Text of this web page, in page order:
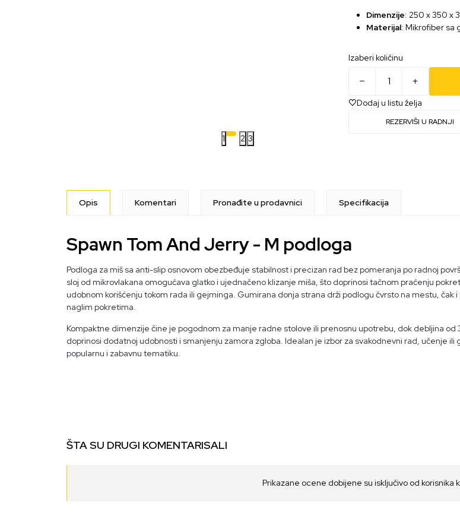
1 2 3
Dimenzije: 250 x 350 x
Materijal: Mikrofiber sa
Izaberi količinu
Dodaj u listu želja
REZERVIŠI U RADNJI
Opis Komentari Pronađite u prodavnici Specifikacija
Spawn Tom And Jerry - M podloga
Podloga za miš sa anti-slip osnovom obezbeđuje stabilnost i precizan rad bez pomeranja po radnoj
sloj od mikrovlakana omogućava glatko i ujednačeno klizanje miša, što doprinosi tačnom praćenju
udobnom korišćenju tokom rada ili gejminga. Gumirana donja strana drži podlogu čvrsto na mestu, čak i
naglim pokretima.
Kompaktne dimenzije čine je pogodnom za manje radne stolove ili prenosnu upotrebu, dok debljina od
doprinosi dodatnoj udobnosti i smanjenju zamora zgloba. Idealan je izbor za svakodnevni rad, učenje ili
popularnu i zabavnu tematiku.
ŠTA SU DRUGI KOMENTARISALI
Prikazane ocene dobijene su isključivo od korisnika